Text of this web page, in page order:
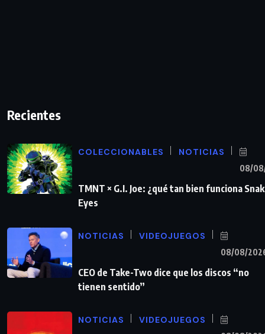
Recientes
COLECCIONABLES NOTICIAS
08/
TMNT × G.I. Joe: ¿qué tan bien funciona
Eyes
NOTICIAS VIDEOJUEGOS
08/08/
CEO de Take-Two dice que los discos “no
tienen sentido”
NOTICIAS VIDEOJUEGOS